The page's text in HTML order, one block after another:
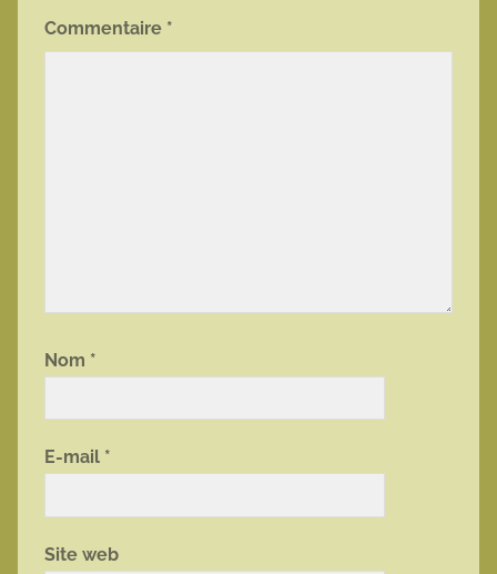
Commentaire *
Nom *
E-mail *
Site web